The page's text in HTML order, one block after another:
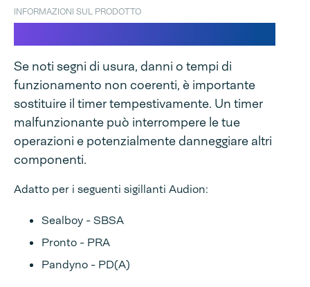
INFORMAZIONI SUL PRODOTTO
Se noti segni di usura, danni o tempi di
funzionamento non coerenti, è importante
sostituire il timer tempestivamente. Un timer
malfunzionante può interrompere le tue
operazioni e potenzialmente danneggiare altri
componenti.
Adatto per i seguenti sigillanti Audion:
Sealboy - SBSA
Pronto - PRA
Pandyno - PD(A)